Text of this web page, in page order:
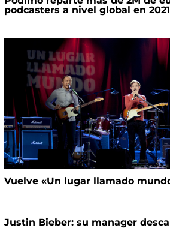
podcasters a nivel global en 2021
Vuelve «Un lugar llamado
Justin Bieber: su manager